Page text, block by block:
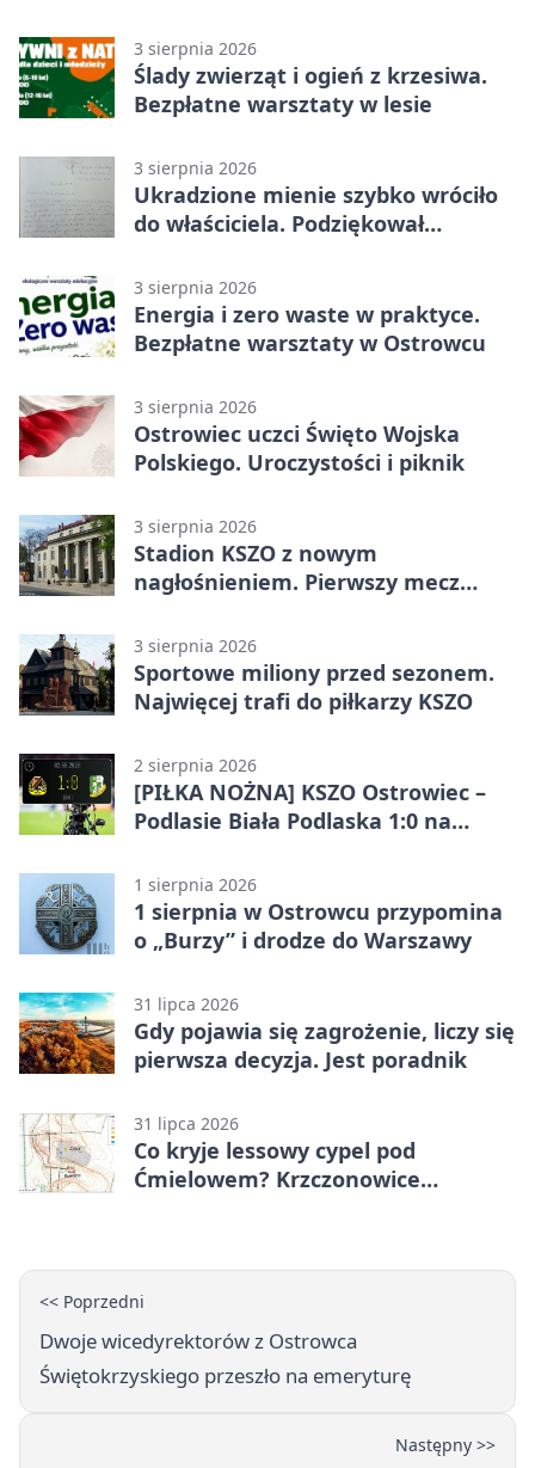
3 sierpnia 2026
Ślady zwierząt i ogień z krzesiwa.
Bezpłatne warsztaty w lesie
3 sierpnia 2026
Ukradzione mienie szybko wróciło
do właściciela. Podziękował
3 sierpnia 2026
Energia i zero waste w praktyce.
Bezpłatne warsztaty w Ostrowcu
3 sierpnia 2026
Ostrowiec uczci Święto Wojska
Polskiego. Uroczystości i piknik
3 sierpnia 2026
Stadion KSZO z nowym
nagłośnieniem. Pierwszy mecz
3 sierpnia 2026
Sportowe miliony przed sezonem.
Najwięcej trafi do piłkarzy KSZO
2 sierpnia 2026
[PIŁKA NOŻNA] KSZO Ostrowiec –
Podlasie Biała Podlaska 1:0 na
(Grupa IV)
1 sierpnia 2026
1 sierpnia w Ostrowcu przypomina
o „Burzy” i drodze do Warszawy
31 lipca 2026
Gdy pojawia się zagrożenie, liczy się
pierwsza decyzja. Jest poradnik
31 lipca 2026
Co kryje lessowy cypel pod
Ćmielowem? Krzczonowice
<< Poprzedni
Dwoje wicedyrektorów z Ostrowca
Świętokrzyskiego przeszło na emeryturę
Następny >>